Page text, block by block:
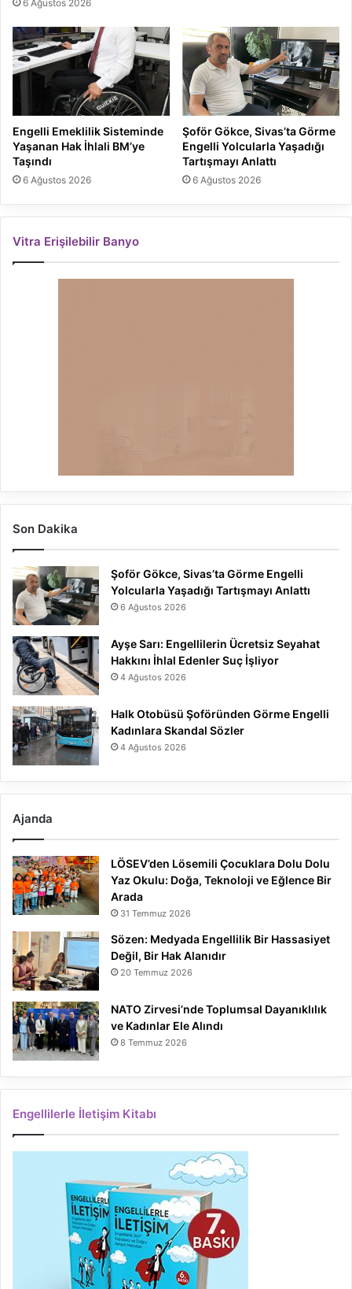
6 Ağustos 2026
Engelli Emeklilik Sisteminde
Yaşanan Hak İhlali BM’ye
Taşındı
6 Ağustos 2026
Şoför Gökce, Sivas’ta Görme
Engelli Yolcularla Yaşadığı
Tartışmayı Anlattı
6 Ağustos 2026
Vitra Erişilebilir Banyo
Son Dakika
Şoför Gökce, Sivas’ta Görme Engelli
Yolcularla Yaşadığı Tartışmayı Anlattı
6 Ağustos 2026
Ayşe Sarı: Engellilerin Ücretsiz Seyahat
Hakkını İhlal Edenler Suç İşliyor
4 Ağustos 2026
Halk Otobüsü Şoföründen Görme Engelli
Kadınlara Skandal Sözler
4 Ağustos 2026
Ajanda
LÖSEV’den Lösemili Çocuklara Dolu Dolu
Yaz Okulu: Doğa, Teknoloji ve Eğlence Bir
Arada
31 Temmuz 2026
Sözen: Medyada Engellilik Bir Hassasiyet
Değil, Bir Hak Alanıdır
20 Temmuz 2026
NATO Zirvesi’nde Toplumsal Dayanıklılık
ve Kadınlar Ele Alındı
8 Temmuz 2026
Engellilerle İletişim Kitabı